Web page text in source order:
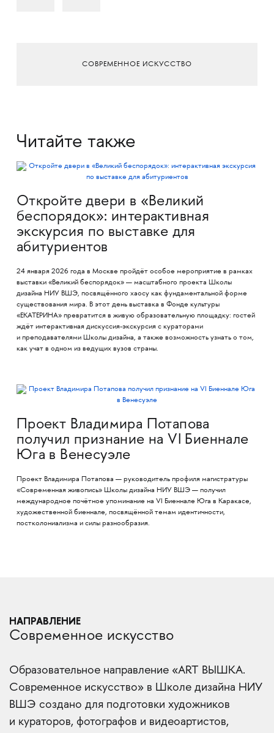
СОВРЕМЕННОЕ ИСКУССТВО
Читайте также
Откройте двери в «Великий
беспорядок»: интерактивная
экскурсия по выставке для
абитуриентов
24 января 2026 года в Москве пройдёт особое мероприятие в рамках
выставки «Великий беспорядок» — масштабного проекта Школы
дизайна НИУ ВШЭ, посвящённого хаосу как фундаментальной форме
существования мира. В этот день выставка в Фонде культуры
«ЕКАТЕРИНА» превратится в живую образовательную площадку: гостей
ждёт интерактивная дискуссия-экскурсия с кураторами
и преподавателями Школы дизайна, а также возможность узнать о том,
как учат в одном из ведущих вузов страны.
Проект Владимира Потапова
получил признание на VI Биеннале
Юга в Венесуэле
Проект Владимира Потапова — руководитель профиля магистратуры
«Современная живопись» Школы дизайна НИУ ВШЭ — получил
международное почётное упоминание на VI Биеннале Юга в Каракасе,
художественной биеннале, посвящённой темам идентичности,
постколониализма и силы разнообразия.
НАПРАВЛЕНИЕ
Современное искусство
Образовательное направление «ART ВЫШКА.
Современное искусство» в Школе дизайна НИУ
ВШЭ создано для подготовки художников
и кураторов, фотографов и видеоартистов,